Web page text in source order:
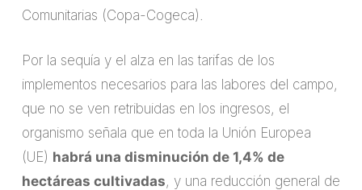
Comunitarias (Copa-Cogeca).
Por la sequía y el alza en las tarifas de los
implementos necesarios para las labores del campo,
que no se ven retribuidas en los ingresos, el
organismo señala que en toda la Unión Europea
(UE) habrá una disminución de 1,4% de
hectáreas cultivadas, y una reducción general de